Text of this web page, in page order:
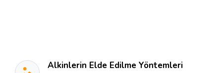
Alkinlerin Elde Edilme Yöntemleri